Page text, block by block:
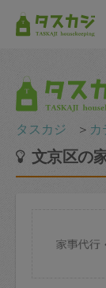
タスカジ ＞ カ
文京区の